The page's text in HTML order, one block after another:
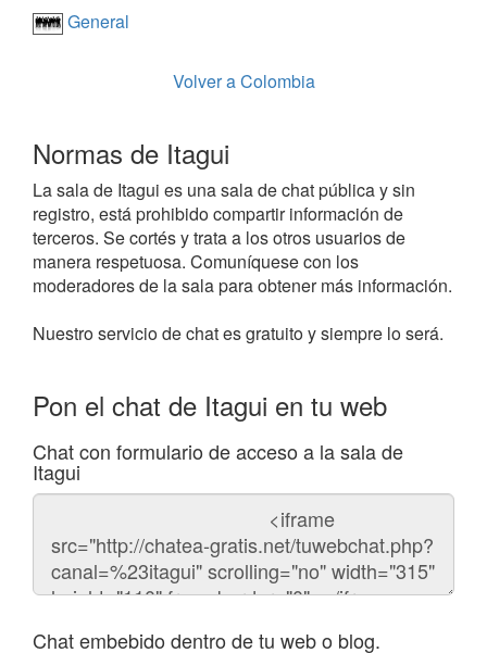
General
Volver a Colombia
Normas de Itagui
La sala de Itagui es una sala de chat pública y sin
registro, está prohibido compartir información de
terceros. Se cortés y trata a los otros usuarios de
manera respetuosa. Comuníquese con los
moderadores de la sala para obtener más información.
Nuestro servicio de chat es gratuito y siempre lo será.
Pon el chat de Itagui en tu web
Chat con formulario de acceso a la sala de
Itagui
Código
chat
Chat embebido dentro de tu web o blog.